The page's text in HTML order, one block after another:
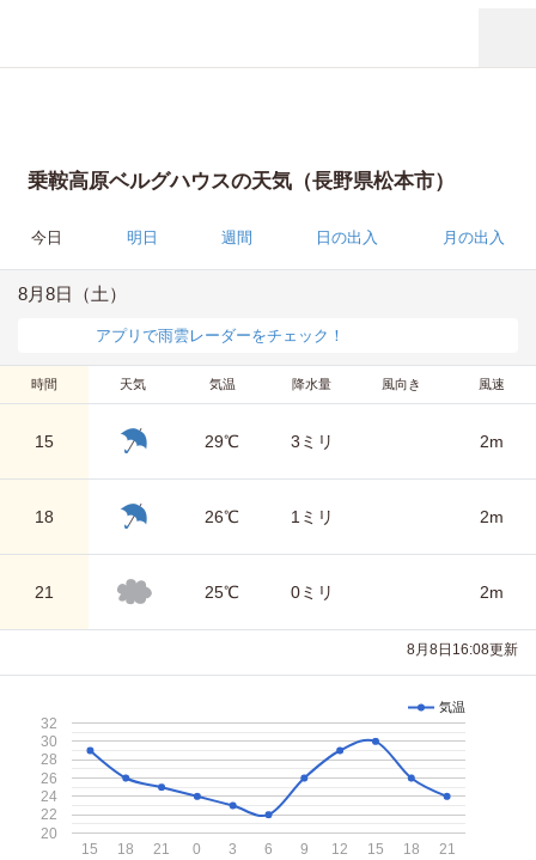
乗鞍高原ベルグハウスの天気（長野県松本市）
今日 明日 週間 日の出入 月の出入
8月8日（土）
アプリで雨雲レーダーをチェック！
時間 天気 気温 降水量 風向き 風速
15 29℃ 3ミリ 2m
18 26℃ 1ミリ 2m
21 25℃ 0ミリ 2m
8月8日16:08更新
気温
15 18 21 0 3 6 9 12 15 18 21
20
22
24
26
28
30
32